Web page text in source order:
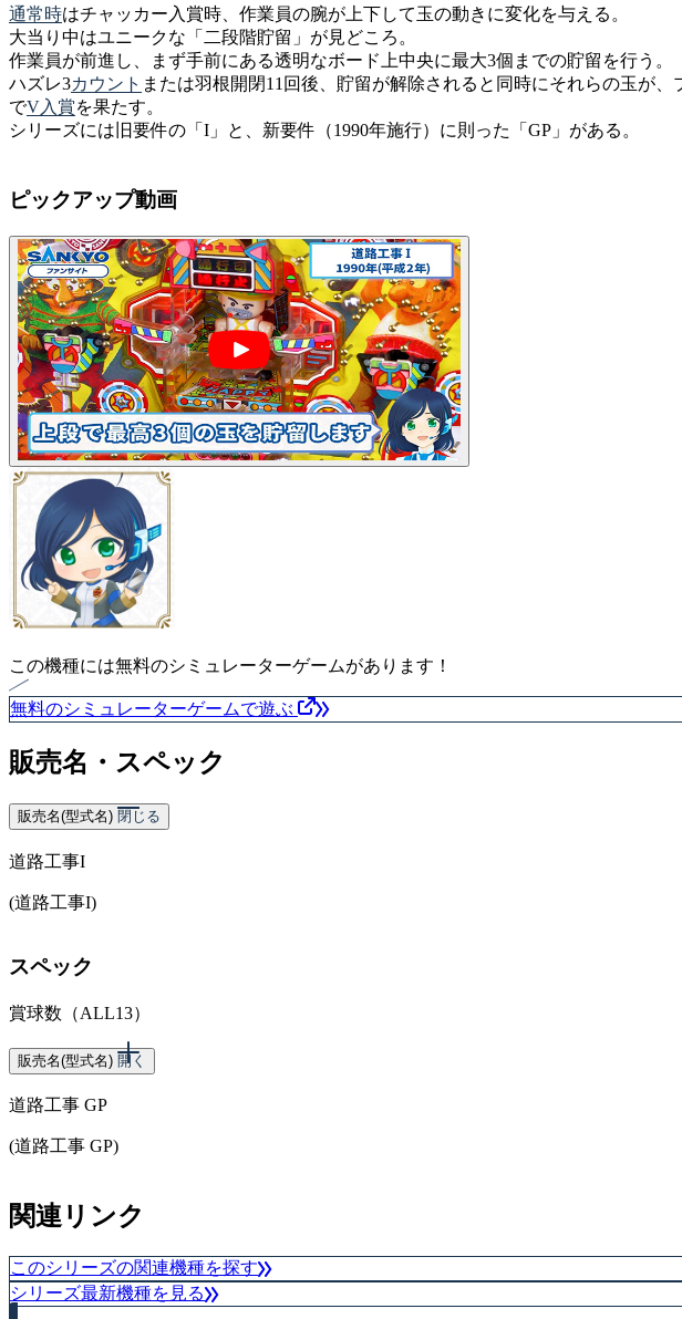
通常時はチャッカー入賞時、作業員の腕が上下して玉の動きに変化を与える。
大当り中はユニークな「二段階貯留」が見どころ。
作業員が前進し、まず手前にある透明なボード上中央に最大3個までの貯留を行う。
ハズレ3カウント または羽根開閉11回後、貯留が解除されると同時にそれらの玉が
でV入賞を果たす。
シリーズには旧要件の「I」と、新要件（1990年施行）に則った「GP」がある。
ピックアップ動画
この機種には無料のシミュレーターゲームがあります！
無料のシミュレーターゲームで遊ぶ
販売名・スペック
販売名(型式名) 閉じる
道路工事I
(道路工事I)
スペック
賞球数（ALL13）
販売名(型式名) 開く
道路工事 GP
(道路工事 GP)
スペック
賞球数（6&13）
関連リンク
このシリーズの関連機種を探す
シリーズ最新機種を見る